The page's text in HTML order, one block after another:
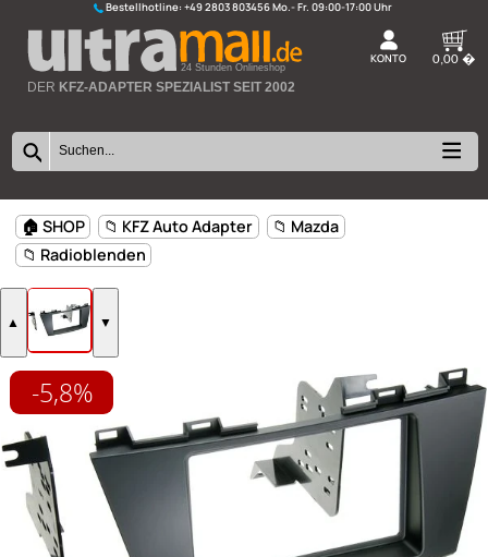
Bestellhotline:+49 2803 803456
24 Stunden Onlineshop
🏠 SHOP 📁 KFZ Auto Adapter
📁 Radioblenden
▲ ▼
-5,8%